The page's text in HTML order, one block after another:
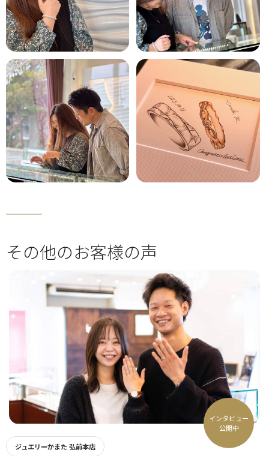
その他のお客様の声
ジュエリーかまた 弘前本店
インタビュー
公開中